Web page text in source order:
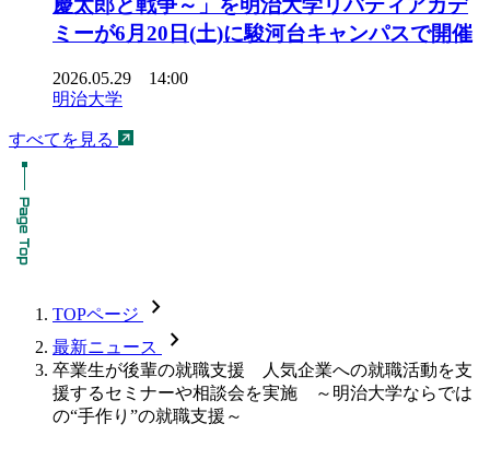
慶太郎と戦争～」を明治大学リバティアカデ
ミーが6月20日(土)に駿河台キャンパスで開催
2026.05.29 14:00
明治大学
すべてを見る
TOPページ chevron_forward
最新ニュース chevron_forward
卒業生が後輩の就職支援 人気企業への就職活動を支
援するセミナーや相談会を実施 ～明治大学ならでは
の“手作り”の就職支援～